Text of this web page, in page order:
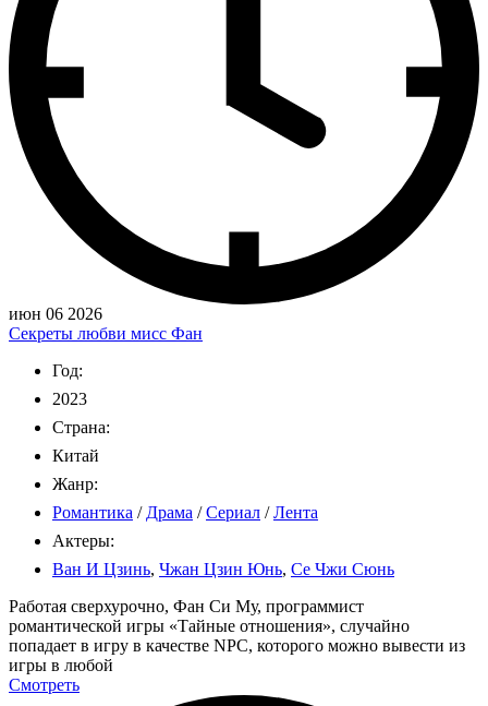
июн 06 2026
Секреты любви мисс Фан
Год:
2023
Страна:
Китай
Жанр:
Романтика / Драма /Сериал /Лента
Актеры:
Ван И Цзинь, Чжан Цзин Юнь, Се Чжи Сюнь
Работая сверхурочно, Фан Си Му, программист
романтической игры «Тайные отношения», случайно
попадает в игру в качестве NPC, которого можно вывести из
игры в любой
Смотреть